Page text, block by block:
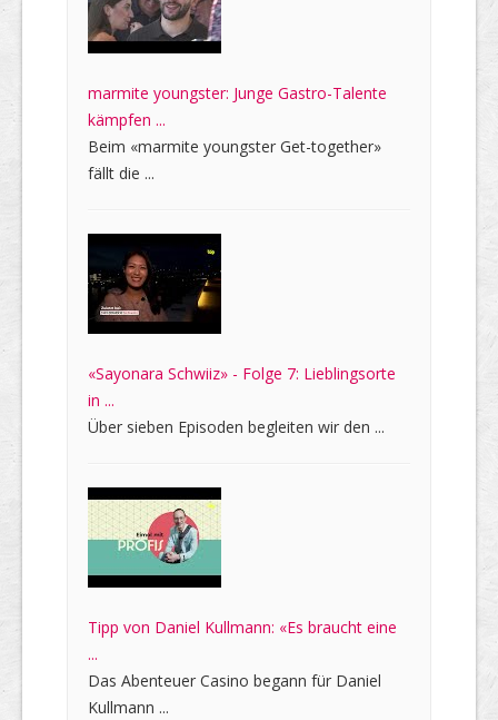
marmite youngster: Junge Gastro-Talente
kämpfen ...
Beim «marmite youngster Get-together»
fällt die ...
«Sayonara Schwiiz» - Folge 7: Lieblingsorte
in ...
Über sieben Episoden begleiten wir den ...
Tipp von Daniel Kullmann: «Es braucht eine
...
Das Abenteuer Casino begann für Daniel
Kullmann ...